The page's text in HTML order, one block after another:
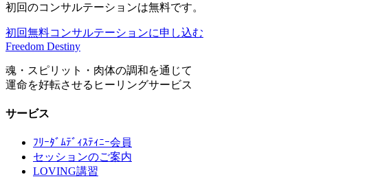
初回のコンサルテーションは無料です。
初回無料コンサルテーションに申し込む
Freedom Destiny
魂・スピリット・肉体の調和を通じて
運命を好転させるヒーリングサービス
サービス
ﾌﾘｰﾀﾞﾑﾃﾞｨｽﾃｨﾆｰ会員
セッションのご案内
LOVING講習